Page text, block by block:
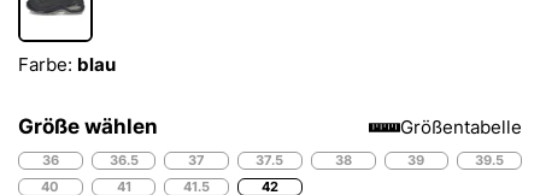
Farbe: blau
Größe wählen Größentabelle
36 36.5 37 37.5 38 39
39.5
40
41 41.5 42